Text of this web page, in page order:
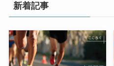
新着記事